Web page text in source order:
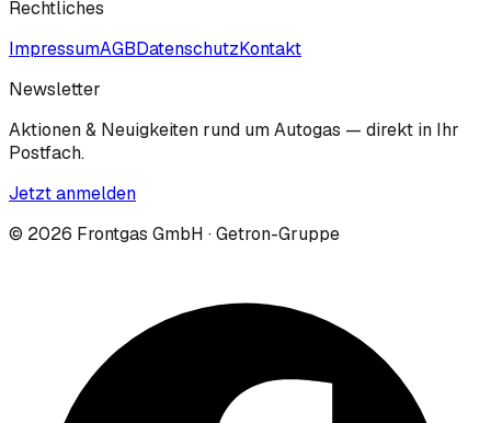
Rechtliches
ImpressumAGBDatenschutzKontakt
Newsletter
Aktionen & Neuigkeiten rund um Autogas — direkt in Ihr
Postfach.
Jetzt anmelden
© 2026 Frontgas GmbH · Getron-Gruppe